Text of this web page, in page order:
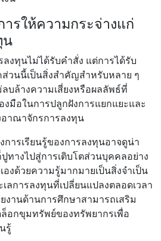
รให้ความกระจ่างแก่
น
งทุนไม่ได้รับคําสั่ง แต่การได้รับ
วนนี้เป็นสิ่งสําคัญสําหรับหลาย ๆ
บล้างความเสี่ยงหรือผลลัพธ์ที่
มือในการปลูกฝังการแยกแยะและ
าณาจักรการลงทุน
ารเรียนรู้ของการลงทุนอาจดูน่า
ทางไปสู่การเติบโตส่วนบุคคลอย่าง
งด้วยความรู้มากมายเป็นสิ่งจําเป็น
ลการลงทุนที่เปลี่ยนแปลงตลอดเวลา
านด้านการศึกษาสามารถเสริม
อกขุมทรัพย์ของทรัพยากรเพื่อ
รู้